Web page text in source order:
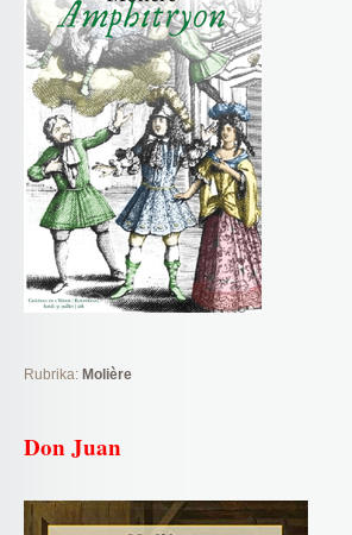
Rubrika: Molière
Don Juan